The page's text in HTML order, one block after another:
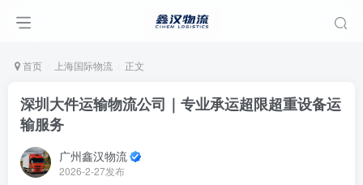
首页 上海国际物流 正文
深圳大件运输物流公司｜专业承运超限超重设备运
输服务
广州鑫汉物流
2026-2-27发布